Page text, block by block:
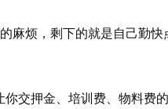
麻烦，剩下的就是自己勤快
你交押金、培训费、物料费